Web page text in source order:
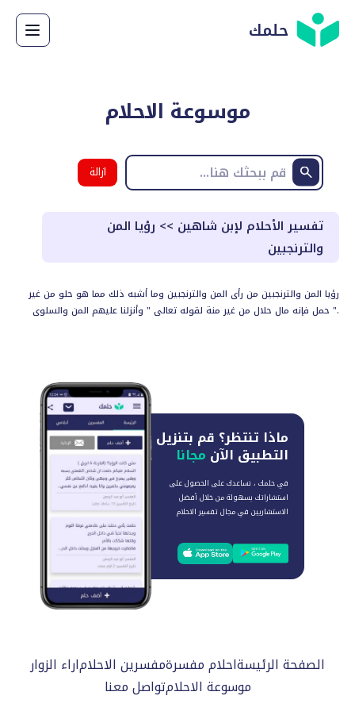
حلمك
موسوعة الاحلام
ازالة
البحث
تفسير الأحلام لإبن شاهين >> رؤيا المن
والترنجبين
رؤيا المن والترنجبين من رأى المن والترنجبين وما أشبه ذلك مما هو حلو من غير
حمل فإنه مال حلال من غير منة لقوله تعالى " وأنزلنا عليهم المن والسلوى ".
ماذا تنتظر؟ قم بتنزيل
التطبيق الآن مجانا
في حلمك ، نساعدك على الحصول على
استشاراتك بسهولة من خلال أفضل
الاستشاريين في مجال تفسير الاحلام
الصفحة الرئيسةاحلام مفسرةمفسرين الاحلاماراء الزوار
موسوعة الاحلامتواصل معنا